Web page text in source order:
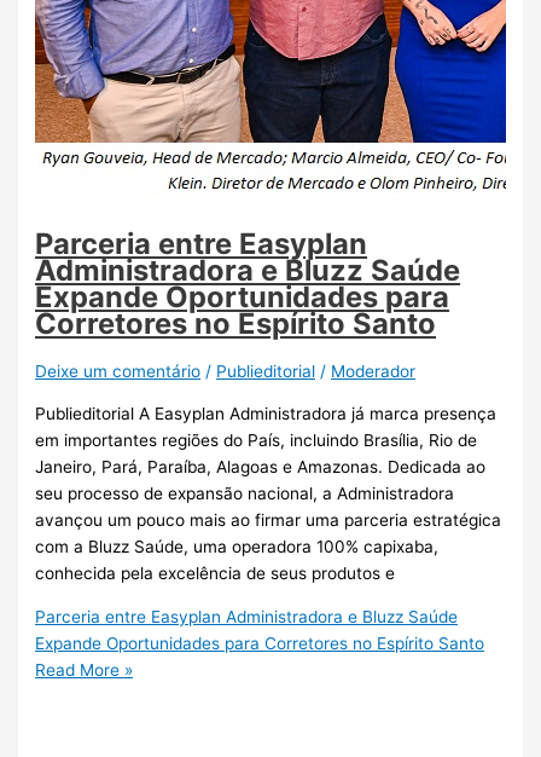
Parceria entre Easyplan
Administradora e Bluzz Saúde
Expande Oportunidades para
Corretores no Espírito Santo
Deixe um comentário / Publieditorial / Moderador
Publieditorial A Easyplan Administradora já marca presença
em importantes regiões do País, incluindo Brasília, Rio de
Janeiro, Pará, Paraíba, Alagoas e Amazonas. Dedicada ao
seu processo de expansão nacional, a Administradora
avançou um pouco mais ao firmar uma parceria estratégica
com a Bluzz Saúde, uma operadora 100% capixaba,
conhecida pela excelência de seus produtos e
Parceria entre Easyplan Administradora e Bluzz Saúde
Expande Oportunidades para Corretores no Espírito Santo
Read More »